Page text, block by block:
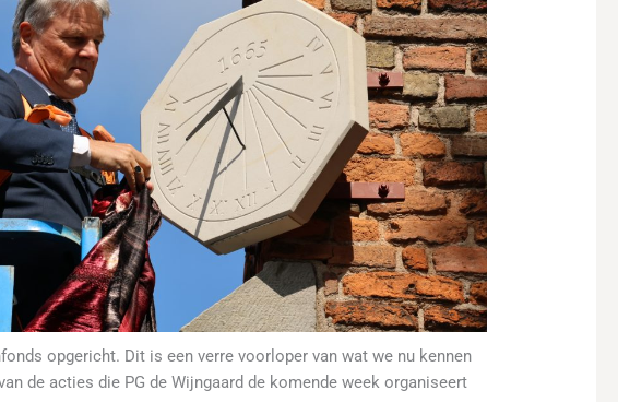
opgericht. Dit is een verre voorloper van wat we nu kennen
de acties die PG de Wijngaard de komende week organiseert